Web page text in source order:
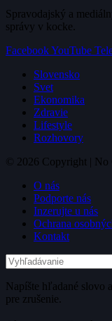
Spravodajský a
správy v kocke.
FacebookYouTube
Slovensko
Svet
Ekonomika
Zdravie
Lifestyle
Rozhovory
© 2026 Copyright | No
O nás
Podporte nás
Inzerujte u nás
Ochrana
Kontakt
Napíšte hľadané slovo
pre zrušenie.